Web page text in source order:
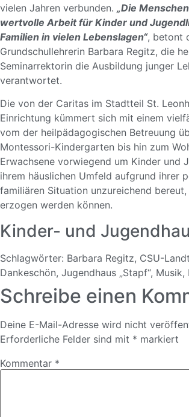
vielen Jahren verbunden. „Die
wertvolle Arbeit für Kinder und
Familien in vielen Lebenslagen“, betont
Grundschullehrerin Barbara Regitz, die
Seminarrektorin die Ausbildung junger
verantwortet.
Die von der Caritas im Stadtteil St.
Einrichtung kümmert sich mit einem
vom der heilpädagogischen Betreuung
Montessori-Kindergarten bis hin zum
Erwachsene vorwiegend um Kinder und
ihrem häuslichen Umfeld aufgrund ihrer
familiären Situation unzureichend
erzogen werden können.
Kinder- und
Schlagwörter: Barbara Regitz, CSU-
Dankeschön, Jugendhaus „Stapf“, Musik,
Schreibe einen
Deine E-Mail-Adresse wird nicht
Erforderliche Felder sind mit * markiert
Kommentar *